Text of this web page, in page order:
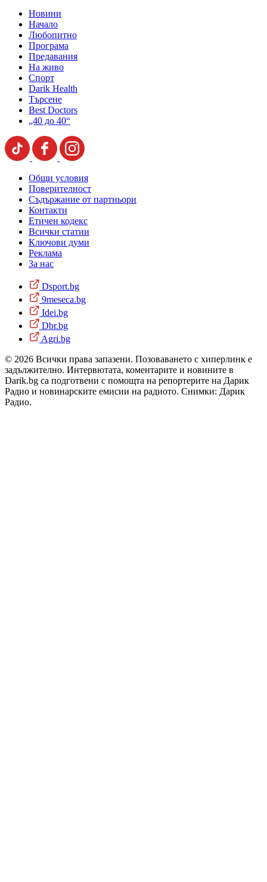
Новини
Начало
Любопитно
Програма
Предавания
На живо
Спорт
Darik Health
Търсене
Best Doctors
„40 до 40“
Общи условия
Поверителност
Съдържание от партньори
Контакти
Етичен кодекс
Всички статии
Ключови думи
Реклама
За нас
Dsport.bg
9meseca.bg
Idei.bg
Dbr.bg
Agri.bg
© 2026 Всички права запазени. Позоваването с хиперлинк е
задължително. Интервютата, коментарите и новините в
Darik.bg са подготвени с помощта на репортерите на Дарик
Радио и новинарските емисии на радиото. Снимки: Дарик
Радио.